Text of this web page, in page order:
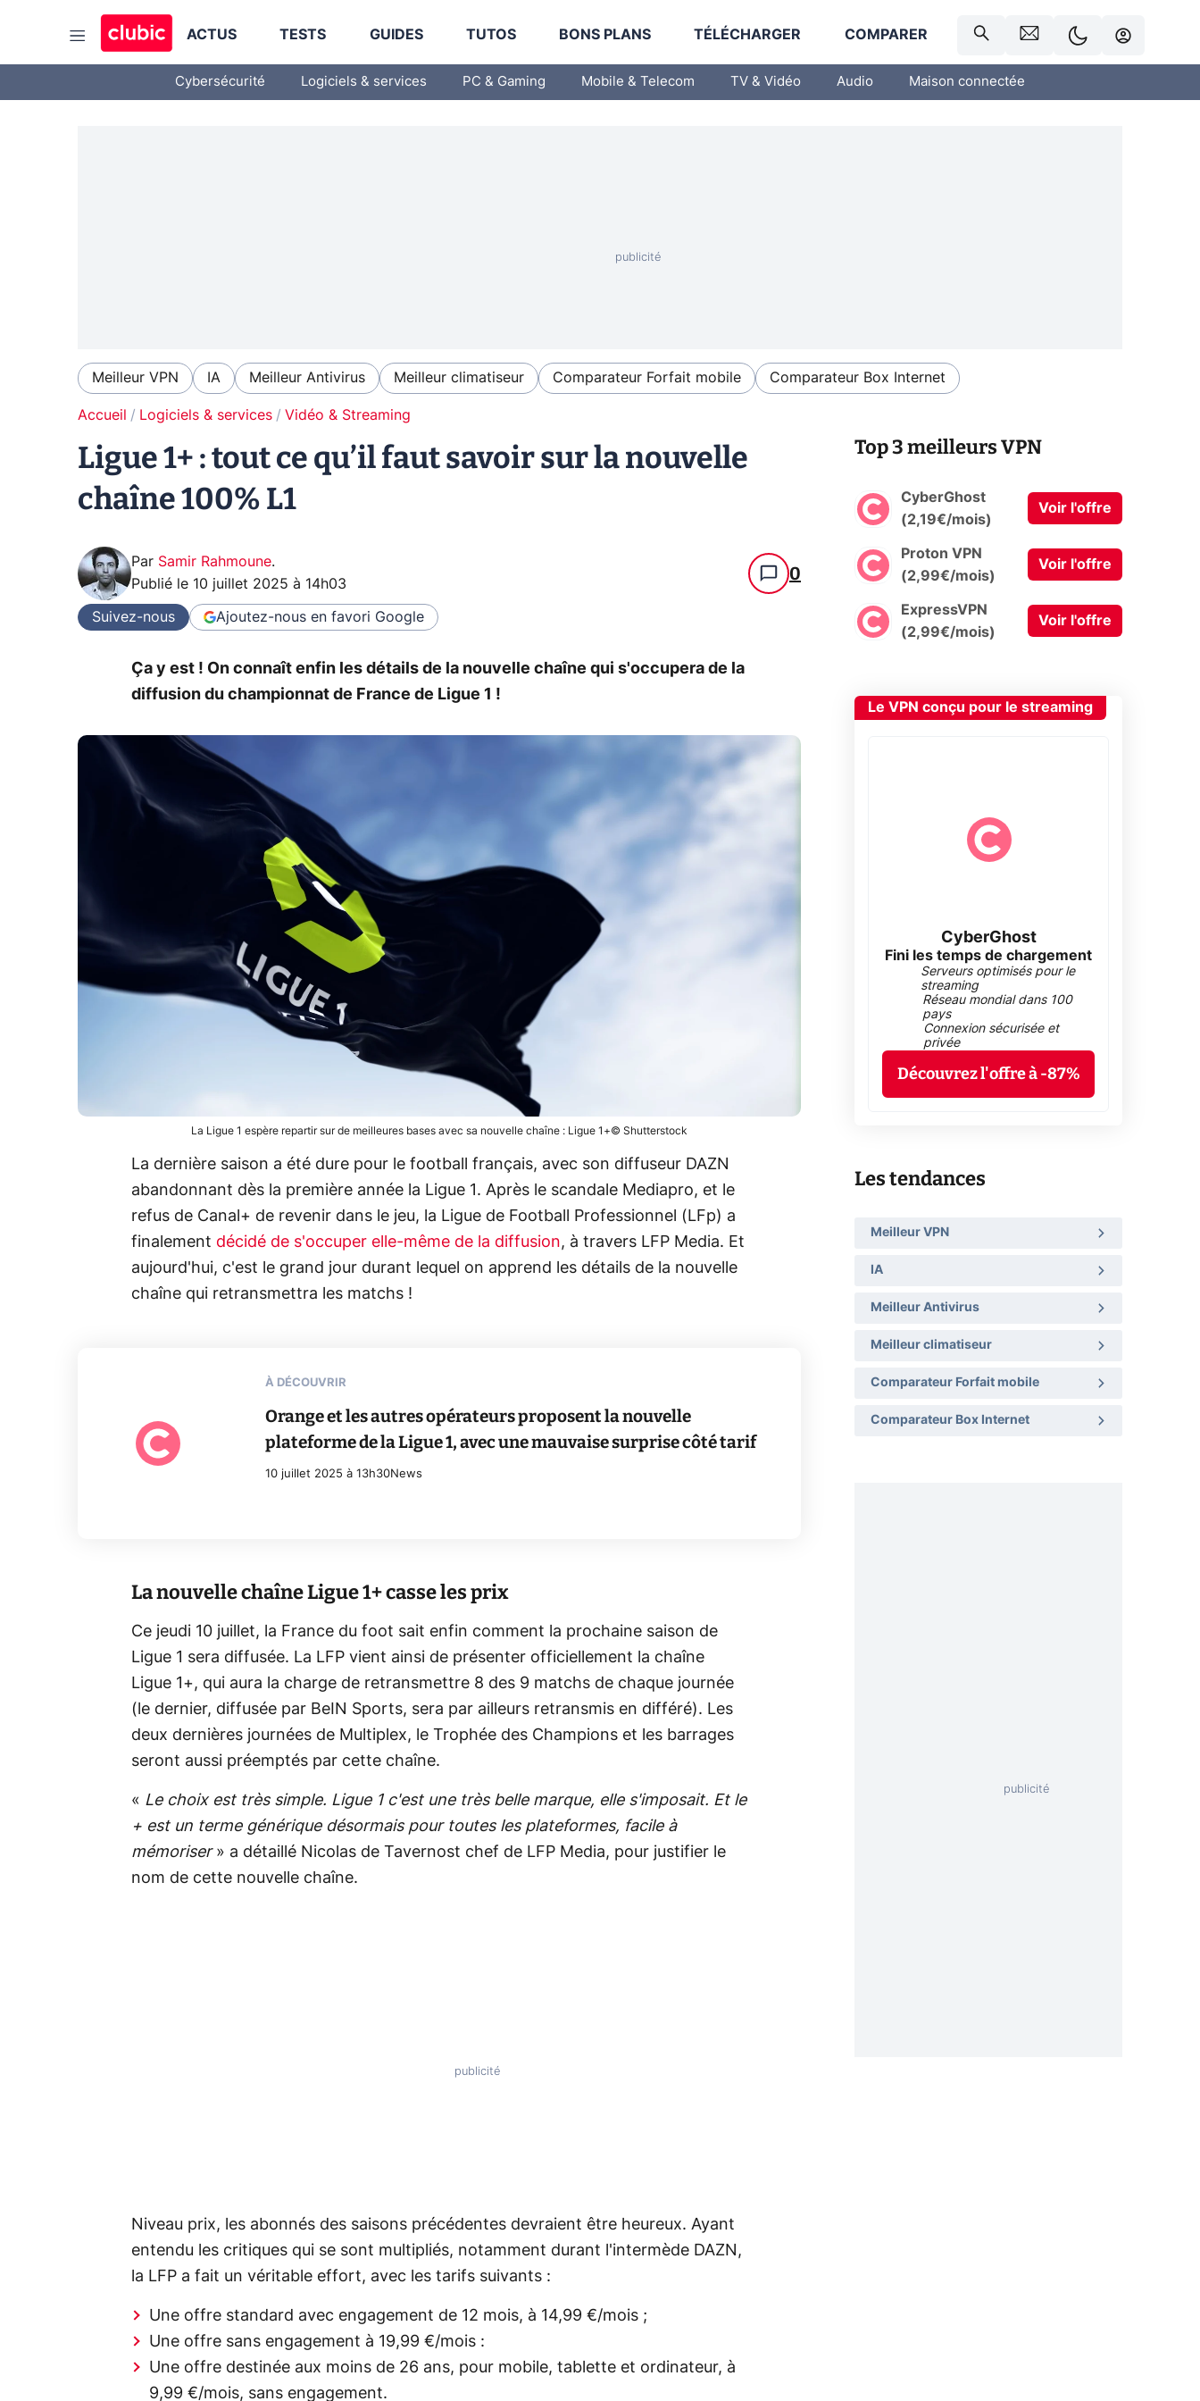
ACTUS TESTS GUIDES TUTOS BONS PLANS TÉLÉCHARGER COMPARER
Cybersécurité Logiciels & services PC & Gaming Mobile & Telecom TV & Vidéo Audio Maison connectée
Meilleur VPN IA Meilleur Antivirus Meilleur climatiseur Comparateur Forfait mobile Comparateur Box Internet
Accueil Logiciels & services Vidéo & Streaming
Ligue 1+ : tout ce qu’il faut savoir sur la nouvelle
chaîne 100% L1
Par Samir Rahmoune.
Publié le 10 juillet 2025 à 14h03 0
Suivez-nous Ajoutez-nous en favori Google
Ça y est ! On connaît enfin les détails de la nouvelle chaîne qui s'occupera de la
diffusion du championnat de France de Ligue 1 !
La Ligue 1 espère repartir sur de meilleures bases avec sa nouvelle chaîne : Ligue 1+© Shutterstock
La dernière saison a été dure pour le football français, avec son diffuseur DAZN
abandonnant dès la première année la Ligue 1. Après le scandale Mediapro, et le
refus de Canal+ de revenir dans le jeu, la Ligue de Football Professionnel (LFp) a
finalement décidé de s'occuper elle-même de la diffusion, à travers LFP Media. Et
aujourd'hui, c'est le grand jour durant lequel on apprend les détails de la nouvelle
chaîne qui retransmettra les matchs !
À DÉCOUVRIR
Orange et les autres opérateurs proposent la nouvelle
plateforme de la Ligue 1, avec une mauvaise surprise côté tarif
10 juillet 2025 à 13h30News
La nouvelle chaîne Ligue 1+ casse les prix
Ce jeudi 10 juillet, la France du foot sait enfin comment la prochaine saison de
Ligue 1 sera diffusée. La LFP vient ainsi de présenter officiellement la chaîne
Ligue 1+, qui aura la charge de retransmettre 8 des 9 matchs de chaque journée
(le dernier, diffusée par BeIN Sports, sera par ailleurs retransmis en différé). Les
deux dernières journées de Multiplex, le Trophée des Champions et les barrages
seront aussi préemptés par cette chaîne.
« Le choix est très simple. Ligue 1 c'est une très belle marque, elle s'imposait. Et le
+ est un terme générique désormais pour toutes les plateformes, facile à
mémoriser» a détaillé Nicolas de Tavernost chef de LFP Media, pour justifier le
nom de cette nouvelle chaîne.
Niveau prix, les abonnés des saisons précédentes devraient être heureux. Ayant
entendu les critiques qui se sont multipliés, notamment durant l'intermède DAZN,
la LFP a fait un véritable effort, avec les tarifs suivants :
Une offre standard avec engagement de 12 mois, à 14,99 €/mois ;
Une offre sans engagement à 19,99 €/mois :
Une offre destinée aux moins de 26 ans, pour mobile, tablette et ordinateur, à
9,99 €/mois, sans engagement.
Top 3 meilleurs VPN
CyberGhost
(2,19€/mois)
Voir l'offre
Proton VPN
(2,99€/mois)
Voir l'offre
ExpressVPN
(2,99€/mois)
Voir l'offre
Le VPN conçu pour le streaming
CyberGhost
Fini les temps de chargement
Serveurs optimisés pour le
streaming
Réseau mondial dans 100
pays
Connexion sécurisée et
privée
Découvrez l'offre à -87%
Les tendances
Meilleur VPN
IA
Meilleur Antivirus
Meilleur climatiseur
Comparateur Forfait mobile
Comparateur Box Internet